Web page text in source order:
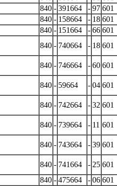
840 - 391664 - 97 601
840 - 158664 - 18 601
840 - 151664 - 66 601
840 - 740664 - 18 601
840 - 746664 - 60 601
840 - 59664 - 04 601
840 - 742664 - 32 601
840 - 739664 - 11 601
840 - 743664 - 39 601
840 - 741664 - 25 601
840 - 475664 - 06 601